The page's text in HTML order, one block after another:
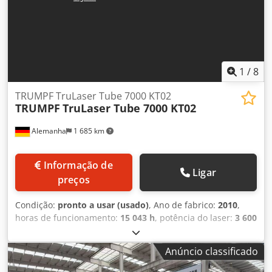
1 /8
Alemanha 1 685 km
TRUMPF TruLaser Tube 7000 KT02
TRUMPF TruLaser Tube 7000 KT02
preços
Ligar
Condição: pronto a usar (usado), Ano de fabrico: 2010,
horas de funcionamento: 15 043 h, potência do laser: 3 600
6 500 mm, número de eixos:
máquina TRUMPF TruLaser Tube 7000 KT02 foi fabricada
em 2010. Possui uma área de trabalho de 6500 mm no eixo
X e pode processar tubos com diâmetros de até 200 mm.
Anúncio classificado